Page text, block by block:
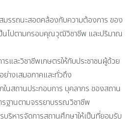
มรรถนะสอดคล้องกับความต้องการ ของ
นไปตามกรอบคุณวุฒิวิชาชีพ และปริมาณ
รและวิชาชีพเกษตรให้กับประชาชนผู้ด้วย
ย่างเสมอภาคและทั่วถึง
นสถานประกอบการ บุคลากร ของสถาน
ฐานตามจรรยาบรรณวิชาชีพ
บริหารจัดการสถานศึกษาให้เป็นที่ยอมรับ